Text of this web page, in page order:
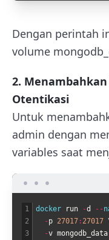
Dengan perintah
volume
2.
Otentikasi
Untuk
admin dengan
variables saat
1
2
3
docker run -d --
-p 27017: 27017
-v mongodb_data